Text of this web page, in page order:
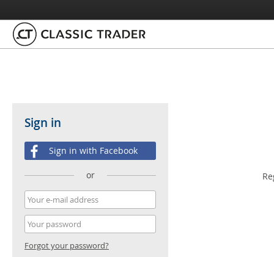
Sign in
Sign in with Facebook
or
Forgot your password?